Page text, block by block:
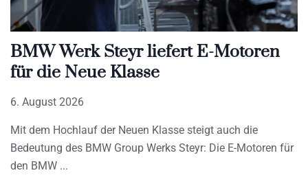
BMW Werk Steyr liefert E-Motoren
für die Neue Klasse
6. August 2026
Mit dem Hochlauf der Neuen Klasse steigt auch die
Bedeutung des BMW Group Werks Steyr: Die E-Motoren für
den BMW